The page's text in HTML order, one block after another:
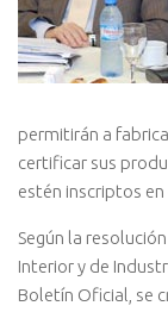
permitirán a
certificar sus
estén inscriptos
Según la
Interior y de
Boletín Oficial, se